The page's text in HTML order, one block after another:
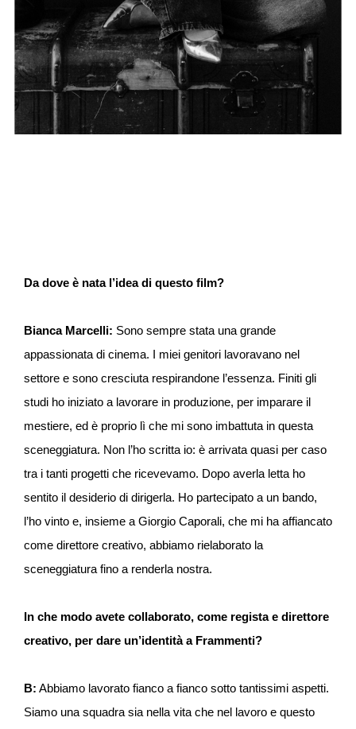
Da dove è nata l’idea di questo film?
Bianca Marcelli: Sono sempre stata una grande
appassionata di cinema. I miei genitori lavoravano nel
settore e sono cresciuta respirandone l’essenza. Finiti gli
studi ho iniziato a lavorare in produzione, per imparare il
mestiere, ed è proprio lì che mi sono imbattuta in questa
sceneggiatura. Non l’ho scritta io: è arrivata quasi per caso
tra i tanti progetti che ricevevamo. Dopo averla letta ho
sentito il desiderio di dirigerla. Ho partecipato a un bando,
l’ho vinto e, insieme a Giorgio Caporali, che mi ha affiancato
come direttore creativo, abbiamo rielaborato la
sceneggiatura fino a renderla nostra.
In che modo avete collaborato, come regista e direttore
creativo, per dare un’identità a Frammenti?
B: Abbiamo lavorato fianco a fianco sotto tantissimi aspetti.
Siamo una squadra sia nella vita che nel lavoro e questo